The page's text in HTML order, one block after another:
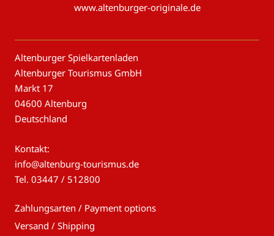
www.altenburger-originale.de
Altenburger Spielkartenladen
Altenburger Tourismus GmbH
Markt 17
04600 Altenburg
Deutschland
Kontakt:
info@altenburg-tourismus.de
Tel. 03447 / 512800
Zahlungsarten / Payment options
Versand / Shipping